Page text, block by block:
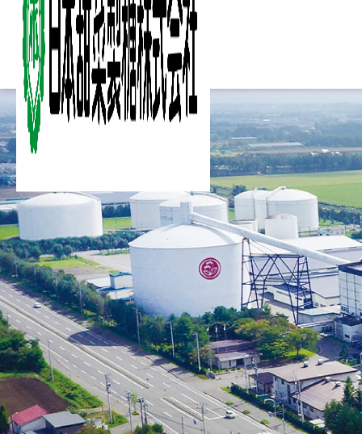
About
About
日本甜菜製糖について
詳細ページへ
こ
製
Business
Business
事業内容
詳細ページへ
砂
海
Product
Product
製品
詳細ページへ
家
農
Column
Column
詳細ページへ 製
Ir
Ir
詳細ページへ 決
Sustainability
Sustainability
サステナビリティ
詳細ページへ サ
Company
Company
企業情報
詳細ページへ
ご
事